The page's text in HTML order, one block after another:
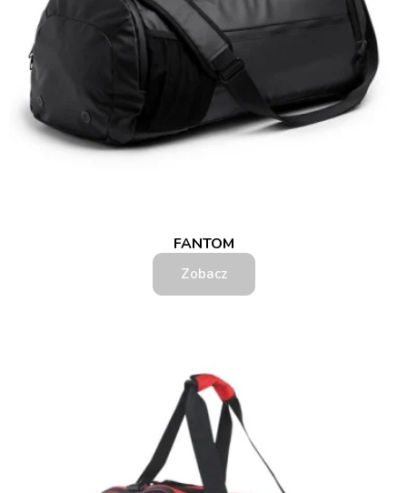
FANTOM
Zobacz